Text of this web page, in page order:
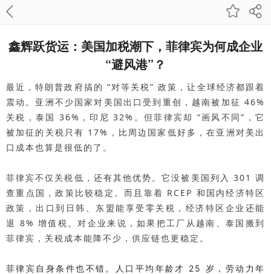
鑫辉跃货运：美国加税潮下，菲律宾为何成企业
“避风港”？
最近，特朗普政府搞的 “对等关税” 政策，让全球经济都跟着
震动。亚洲不少国家对美国出口受到重创，越南被加征 46%
关税，泰国 36%，印尼 32%。但菲律宾却 “画风不同”，它
被加征的关税只有 17%，比周边国家低好多，在亚洲对美出
口成本也算是很低的了。
菲律宾不仅关税低，还有其他优势。它没被美国列入 301 调
查重点国，政策比较稳定。而且靠着 RCEP 和国内经济特区
政策，出口到日韩、东盟能享受零关税，经济特区企业还能
退 8% 增值税。对企业来说，如果把工厂从越南、泰国搬到
菲律宾，关税成本能降不少，供应链也更稳定。
菲律宾自身条件也不错。人口平均年龄才 25 岁，劳动力年